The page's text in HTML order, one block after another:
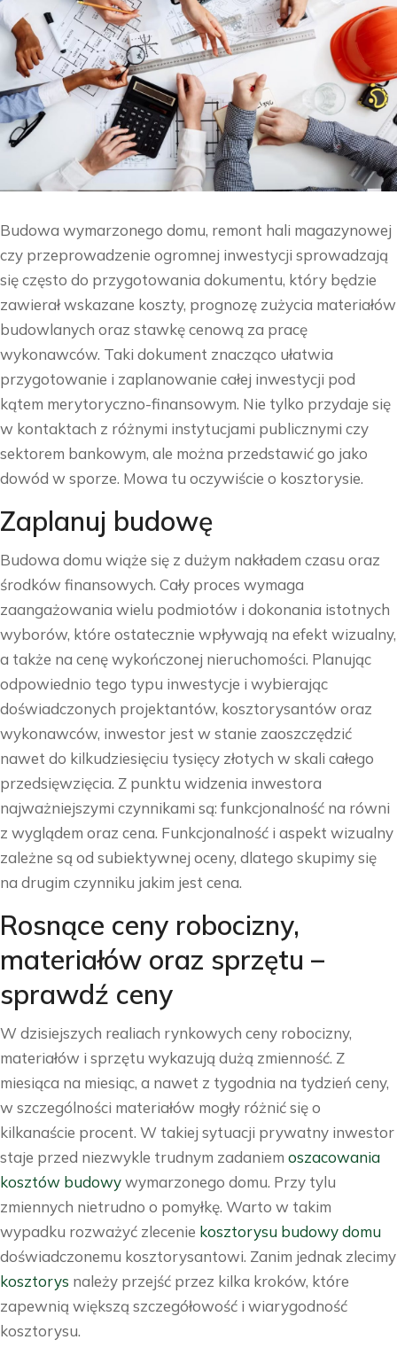
Budowa wymarzonego domu, remont hali magazynowej
czy przeprowadzenie ogromnej inwestycji sprowadzają
się często do przygotowania dokumentu, który będzie
zawierał wskazane koszty, prognozę zużycia materiałów
budowlanych oraz stawkę cenową za pracę
wykonawców. Taki dokument znacząco ułatwia
przygotowanie i zaplanowanie całej inwestycji pod
kątem merytoryczno-finansowym. Nie tylko przydaje się
w kontaktach z różnymi instytucjami publicznymi czy
sektorem bankowym, ale można przedstawić go jako
dowód w sporze. Mowa tu oczywiście o kosztorysie.
Zaplanuj budowę
Budowa domu wiąże się z dużym nakładem czasu oraz
środków finansowych. Cały proces wymaga
zaangażowania wielu podmiotów i dokonania istotnych
wyborów, które ostatecznie wpływają na efekt wizualny,
a także na cenę wykończonej nieruchomości. Planując
odpowiednio tego typu inwestycje i wybierając
doświadczonych projektantów, kosztorysantów oraz
wykonawców, inwestor jest w stanie zaoszczędzić
nawet do kilkudziesięciu tysięcy złotych w skali całego
przedsięwzięcia. Z punktu widzenia inwestora
najważniejszymi czynnikami są: funkcjonalność na równi
z wyglądem oraz cena. Funkcjonalność i aspekt wizualny
zależne są od subiektywnej oceny, dlatego skupimy się
na drugim czynniku jakim jest cena.
Rosnące ceny robocizny,
materiałów oraz sprzętu –
sprawdź ceny
W dzisiejszych realiach rynkowych ceny robocizny,
materiałów i sprzętu wykazują dużą zmienność. Z
miesiąca na miesiąc, a nawet z tygodnia na tydzień ceny,
w szczególności materiałów mogły różnić się o
kilkanaście procent. W takiej sytuacji prywatny inwestor
staje przed niezwykle trudnym zadaniem oszacowania
kosztów budowywymarzonego domu. Przy tylu
zmiennych nietrudno o pomyłkę. Warto w takim
wypadku rozważyć zlecenie kosztorysu budowy domu
doświadczonemu kosztorysantowi. Zanim jednak zlecimy
kosztorys należy przejść przez kilka kroków, które
zapewnią większą szczegółowość i wiarygodność
kosztorysu.